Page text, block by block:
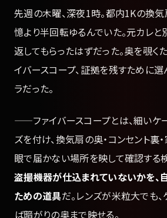
先週の木曜、深夜1時。都内1Kの換
憶より半回転ゆるんでいた。元カレと
返してもらったはずだった。奥を覗く
イバースコープ、証拠を残すために
ラだった。
——ファイバースコープとは、細いケ
ズを付け、換気扇の奥・コンセント裏
眼で届かない場所を映して確認する
盗撮機器が仕込まれていないかを、
ための道具だ。レンズが米粒大でも
ば暗がりの奥まで映せる。